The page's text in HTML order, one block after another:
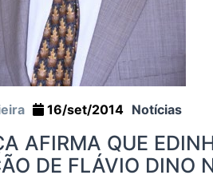
16/set/2014 Notícias
AFIRMA QUE
DE FLÁVIO DINO